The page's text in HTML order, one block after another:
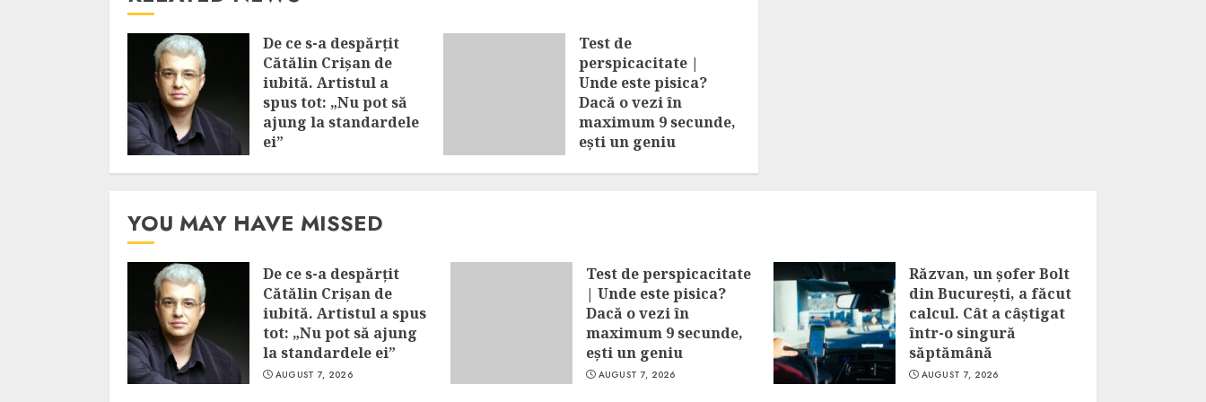
De ce s-a despărțit
Cătălin Crișan de
iubită. Artistul a
spus tot: „Nu pot să
ajung la standardele
ei”
Test de
perspicacitate |
Unde este pisica?
Dacă o vezi în
maximum 9 secunde,
ești un geniu
YOU MAY HAVE MISSED
De ce s-a despărțit
Cătălin Crișan de
iubită. Artistul a spus
tot: „Nu pot să ajung
la standardele ei”
AUGUST 7, 2026
Test de perspicacitate
| Unde este pisica?
Dacă o vezi în
maximum 9 secunde,
ești un geniu
AUGUST 7, 2026
Răzvan, un șofer Bolt
din București, a făcut
calcul. Cât a câștigat
într-o singură
săptămână
AUGUST 7, 2026